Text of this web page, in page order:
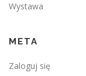
Wystawa
META
Zaloguj się